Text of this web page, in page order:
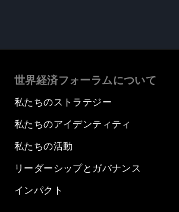
世界経済フォーラムについて
私たちのストラテジー
私たちのアイデンティティ
私たちの活動
リーダーシップとガバナンス
インパクト